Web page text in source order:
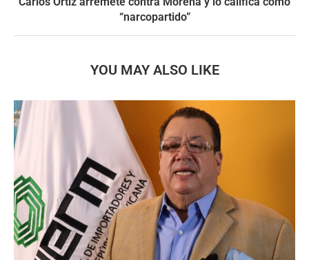
“narcopartido”
YOU MAY ALSO LIKE